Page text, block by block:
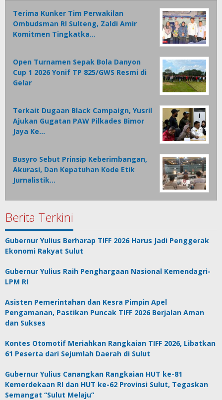
Terima Kunker Tim Perwakilan
Ombudsman RI Sulteng, Zaldi Amir
Komitmen Tingkatka…
Open Turnamen Sepak Bola Danyon
Cup 1 2026 Yonif TP 825/GWS Resmi di
Gelar
Terkait Dugaan Black Campaign, Yusril
Ajukan Gugatan PAW Pilkades Bimor
Jaya Ke…
Busyro Sebut Prinsip Keberimbangan,
Akurasi, Dan Kepatuhan Kode Etik
Jurnalistik…
Berita Terkini
Gubernur Yulius Berharap TIFF 2026 Harus Jadi Penggerak
Ekonomi Rakyat Sulut
Gubernur Yulius Raih Penghargaan Nasional Kemendagri-
LPM RI
Asisten Pemerintahan dan Kesra Pimpin Apel
Pengamanan, Pastikan Puncak TIFF 2026 Berjalan Aman
dan Sukses
Kontes Otomotif Meriahkan Rangkaian TIFF 2026, Libatkan
61 Peserta dari Sejumlah Daerah di Sulut
Gubernur Yulius Canangkan Rangkaian HUT ke-81
Kemerdekaan RI dan HUT ke-62 Provinsi Sulut, Tegaskan
Semangat “Sulut Melaju”